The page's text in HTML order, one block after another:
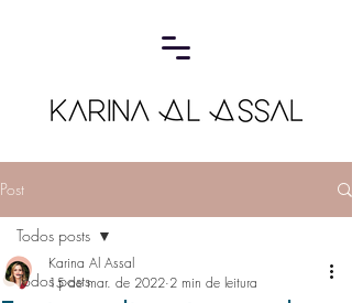
Post
Todos posts
Todos posts
Karina Al Assal
15 de mar. de 2022 2 min de leitura